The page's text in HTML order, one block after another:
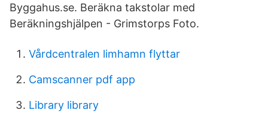
Byggahus.se. Beräkna takstolar med
Beräkningshjälpen - Grimstorps Foto.
Vårdcentralen limhamn flyttar
Camscanner pdf app
Library library